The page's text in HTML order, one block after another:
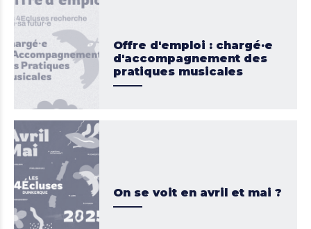
Offre d'emploi : chargé·e
d'accompagnement des
pratiques musicales
On se voit en avril et mai ?